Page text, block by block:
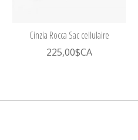
Cinzia Rocca Sac cellulaire
225,00$CA